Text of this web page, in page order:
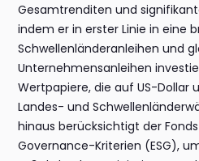
Gesamtrenditen und
indem er in erster Linie in eine
Schwellenländeranleihen und
Unternehmensanleihen
Wertpapiere, die auf US-Dollar
Landes- und
hinaus berücksichtigt der
Governance-Kriterien (ESG),